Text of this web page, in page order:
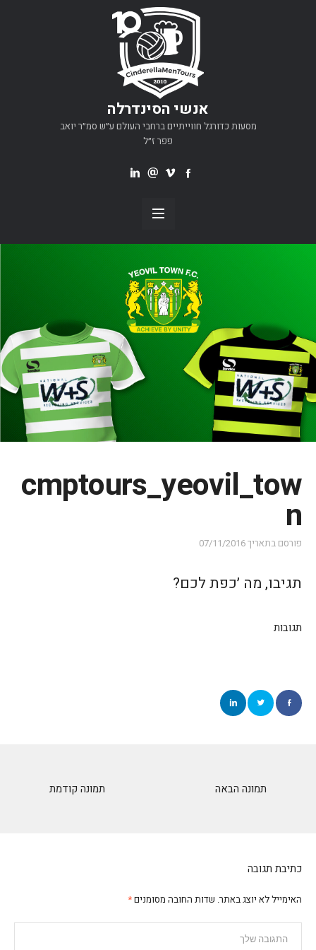
אנשי הסינדרלה
מסעות כדורגל חווייתיים ברחבי העולם ע״ש סמ״ר יואב
פפר ז״ל
cmptours_yeovil_tow
n
פורסם בתאריך07/11/2016
תגיבו, מה ׳כפת לכם?
תגובות
תמונה קודמת תמונה הבאה
כתיבת תגובה
האימייל לא יוצג באתר. שדות החובה מסומנים*